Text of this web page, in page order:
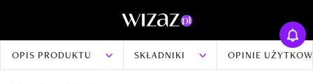
OPIS PRODUKTU SKŁADNIKI OPINIE